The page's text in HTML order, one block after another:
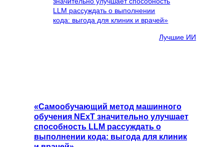
Лучшие ИИ
«Самообучающий метод машинного
обучения NExT значительно улучшает
способность LLM рассуждать о
выполнении кода: выгода для клиник